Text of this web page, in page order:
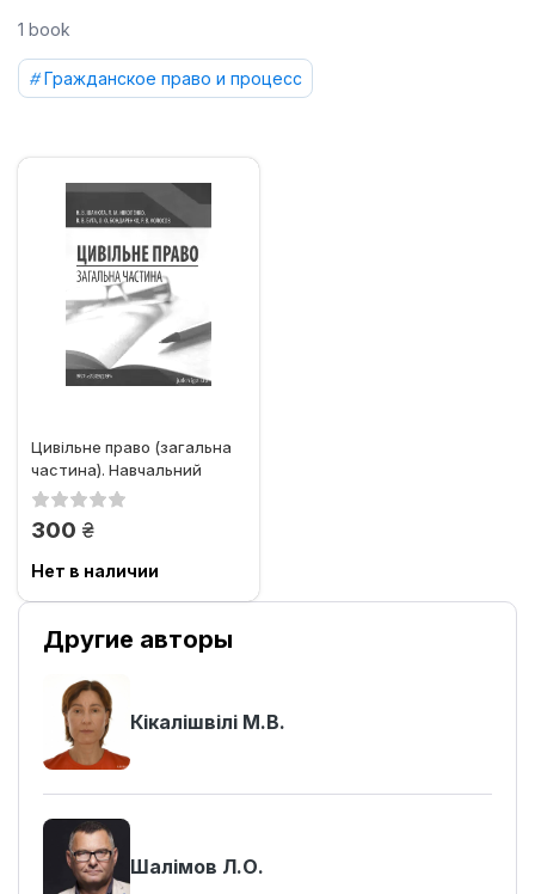
1 book
Гражданское право и процесс
Цивільне право (загальна
частина). Навчальний
посібник
300 грн.
Нет в наличии
Другие авторы
Кікалішвілі М.В.
Шалімов Л.О.